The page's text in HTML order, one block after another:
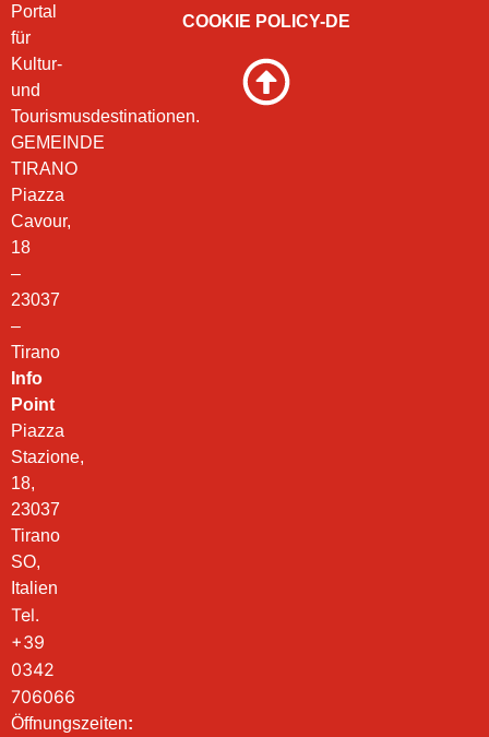
Portal
für
Kultur-
und
Tourismusdestinationen.
GEMEINDE
TIRANO
Piazza
Cavour,
18
–
23037
–
Tirano
Info
Point
Piazza
Stazione,
18,
23037
Tirano
SO,
Italien
Tel.
+39
0342
706066
Öffnungszeiten:
COOKIE POLICY-DE